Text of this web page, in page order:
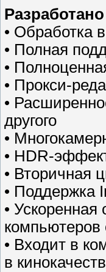
• Обработка
• Полная
•
• Прокси-
•
другого
•
• HDR-
• Вторичная
• Поддержка
•
компьютеров
• Входит в
в